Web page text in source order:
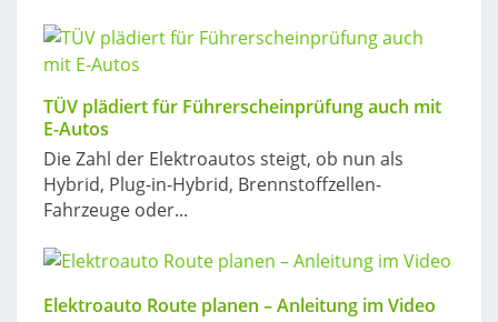
TÜV plädiert für Führerscheinprüfung auch mit
E-Autos
Die Zahl der Elektroautos steigt, ob nun als
Hybrid, Plug-in-Hybrid, Brennstoffzellen-
Fahrzeuge oder...
Elektroauto Route planen – Anleitung im Video